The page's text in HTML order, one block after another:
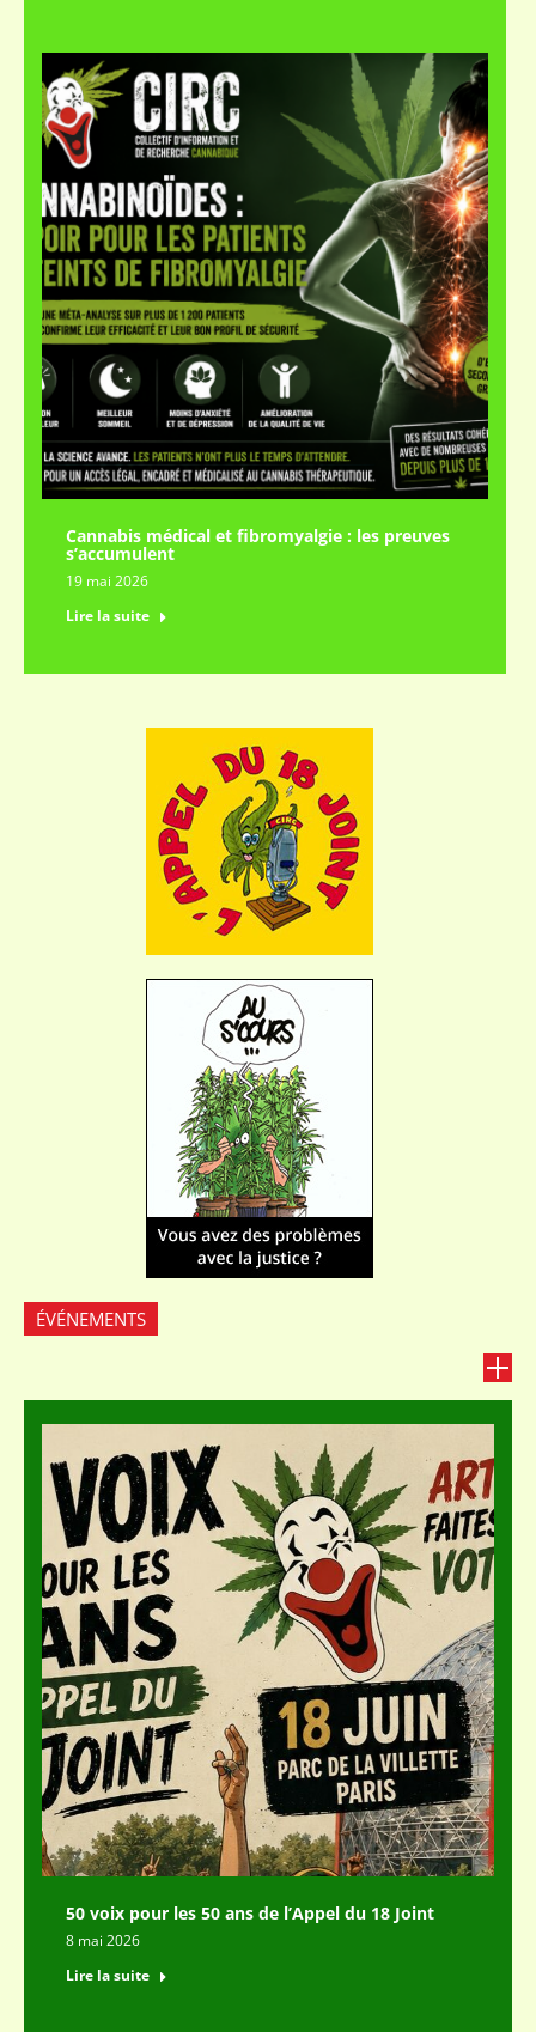
Cannabis médical et fibromyalgie : les preuves
s’accumulent
19 mai 2026
Lire la suite
ÉVÉNEMENTS
50 voix pour les 50 ans de l’Appel du 18 Joint
8 mai 2026
Lire la suite